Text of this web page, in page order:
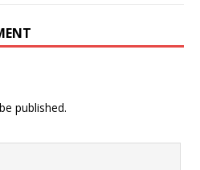
published.